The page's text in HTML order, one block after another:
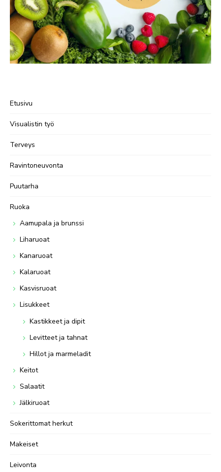
Etusivu
Visualistin työ
Terveys
Ravintoneuvonta
Puutarha
Ruoka
Aamupala ja brunssi
Liharuoat
Kanaruoat
Kalaruoat
Kasvisruoat
Lisukkeet
Kastikkeet ja dipit
Levitteet ja tahnat
Hillot ja marmeladit
Keitot
Salaatit
Jälkiruoat
Sokerittomat herkut
Makeiset
Leivonta